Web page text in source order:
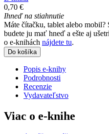
0,70 €
Ihneď na stiahnutie
Máte čítačku, tablet alebo
budete ju mať hneď a ešte aj
o e-knihách nájdete tu.
Do košíka
Popis e-knihy
Podrobnosti
Recenzie
Vydavateľstvo
Viac o e-knihe